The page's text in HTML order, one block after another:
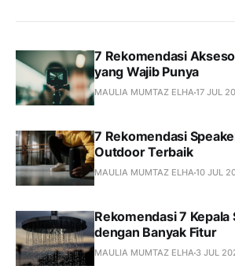
7 Rekomendasi
yang Wajib Punya
MAULIA MUMTAZ ELHA17 JUL
7 Rekomendasi
Outdoor Terbaik
MAULIA MUMTAZ ELHA10 JUL
Rekomendasi 7
dengan Banyak Fitur
MAULIA MUMTAZ ELHA 3 JUL